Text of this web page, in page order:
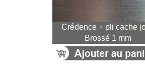
Crédence + pli cache
Brossé 1 mm